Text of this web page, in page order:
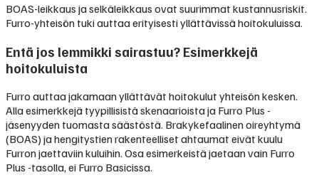
BOAS-leikkaus ja selkäleikkaus ovat suurimmat kustannusriskit.
Furro-yhteisön tuki auttaa erityisesti yllättävissä hoitokuluissa.
Entä jos lemmikki sairastuu? Esimerkkejä
hoitokuluista
Furro auttaa jakamaan yllättävät hoitokulut yhteisön kesken.
Alla esimerkkejä tyypillisistä skenaarioista ja Furro Plus -
jäsenyyden tuomasta säästöstä. Brakykefaalinen oireyhtymä
(BOAS) ja hengitystien rakenteelliset ahtaumat eivät kuulu
Furron jaettaviin kuluihin. Osa esimerkeistä jaetaan vain Furro
Plus -tasolla, ei Furro Basicissa.